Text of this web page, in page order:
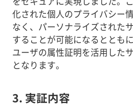
化された個人のプライバシー
なく、パーソナライズされた
することが可能になるととも
ユーザの属性証明を活用した
となります。
3. 実証内容